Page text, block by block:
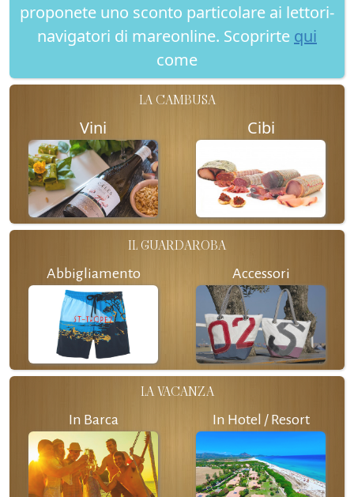
proponete uno sconto particolare ai lettori-
navigatori di mareonline. Scoprirte qui
come
LA CAMBUSA
Vini Cibi
IL GUARDAROBA
Abbigliamento Accessori
LA VACANZA
In Barca In Hotel / Resort